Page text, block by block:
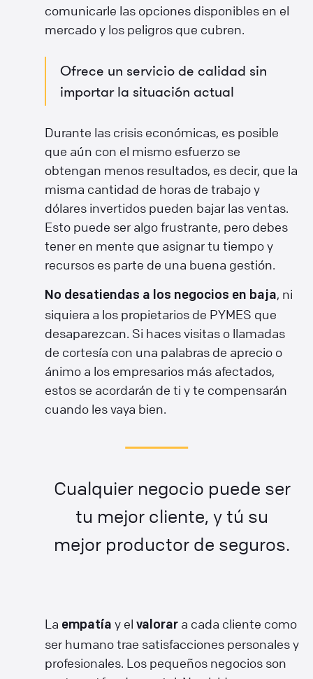
comunicarle las opciones disponibles en el
mercado y los peligros que cubren.
Ofrece un servicio de calidad sin
importar la situación actual
Durante las crisis económicas, es posible
que aún con el mismo esfuerzo se
obtengan menos resultados, es decir, que la
misma cantidad de horas de trabajo y
dólares invertidos pueden bajar las ventas.
Esto puede ser algo frustrante, pero debes
tener en mente que asignar tu tiempo y
recursos es parte de una buena gestión.
No desatiendas a los negocios en baja, ni
siquiera a los propietarios de PYMES que
desaparezcan. Si haces visitas o llamadas
de cortesía con una palabras de aprecio o
ánimo a los empresarios más afectados,
estos se acordarán de ti y te compensarán
cuando les vaya bien.
Cualquier negocio puede ser
tu mejor cliente, y tú su
mejor productor de seguros.
La empatía y el valorar a cada cliente como
ser humano trae satisfacciones personales y
profesionales. Los pequeños negocios son